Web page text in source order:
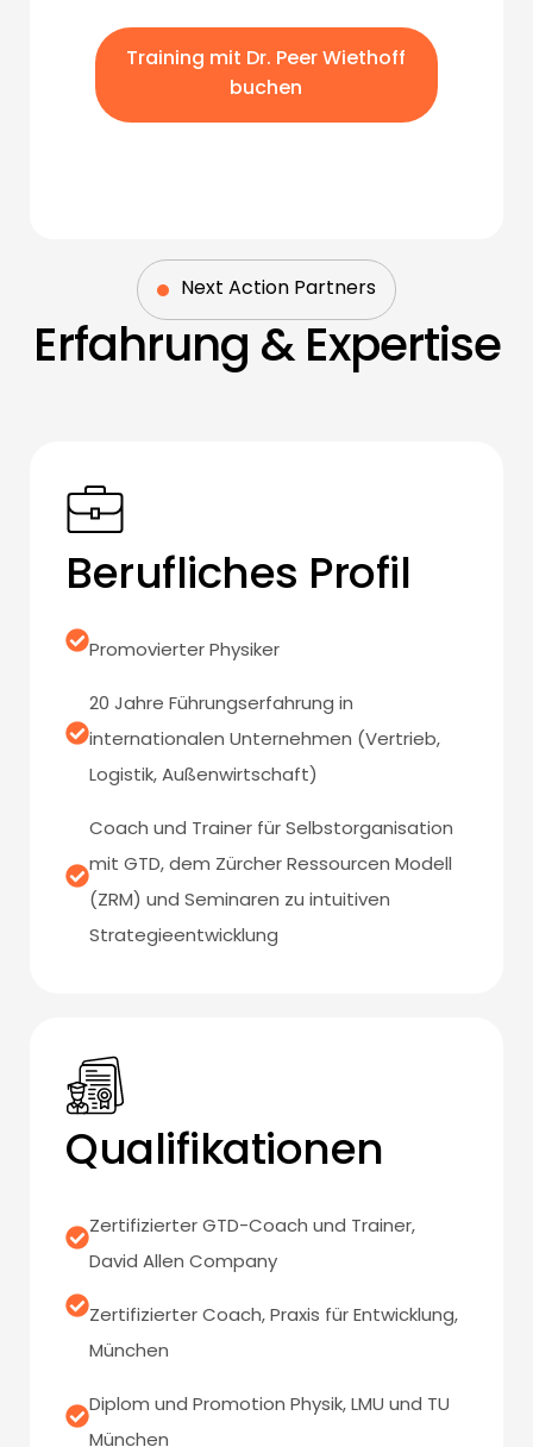
Training mit Dr. Peer Wiethoff
buchen
Next Action Partners
Erfahrung & Expertise
Berufliches Profil
Promovierter Physiker
20 Jahre Führungserfahrung in
internationalen Unternehmen (Vertrieb,
Logistik, Außenwirtschaft)
Coach und Trainer für Selbstorganisation
mit GTD, dem Zürcher Ressourcen Modell
(ZRM) und Seminaren zu intuitiven
Strategieentwicklung
Qualifikationen
Zertifizierter GTD-Coach und Trainer,
David Allen Company
Zertifizierter Coach, Praxis für Entwicklung,
München
Diplom und Promotion Physik, LMU und TU
München